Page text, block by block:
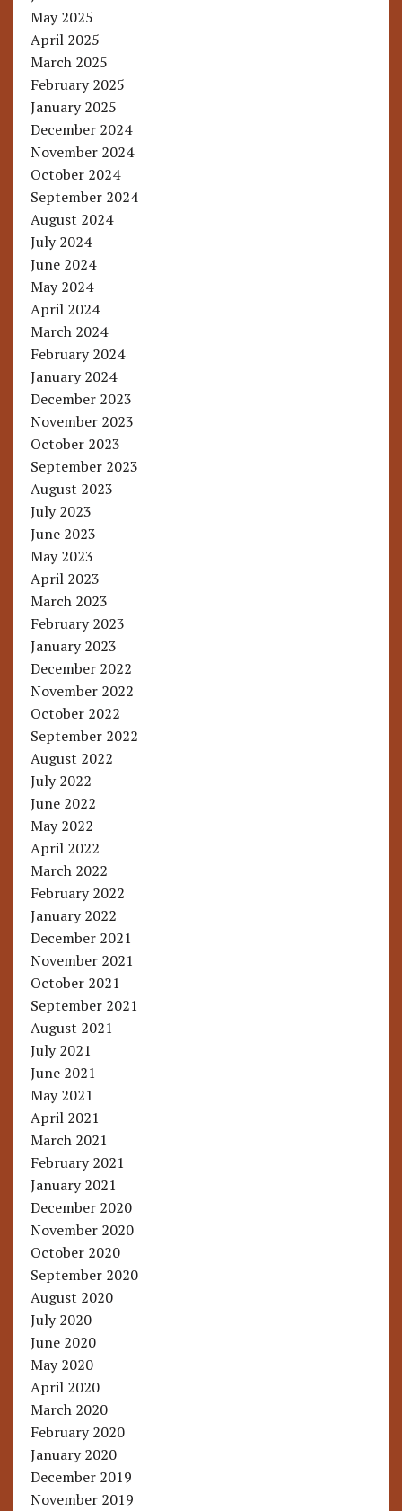
May 2025
April 2025
March 2025
February 2025
January 2025
December 2024
November 2024
October 2024
September 2024
August 2024
July 2024
June 2024
May 2024
April 2024
March 2024
February 2024
January 2024
December 2023
November 2023
October 2023
September 2023
August 2023
July 2023
June 2023
May 2023
April 2023
March 2023
February 2023
January 2023
December 2022
November 2022
October 2022
September 2022
August 2022
July 2022
June 2022
May 2022
April 2022
March 2022
February 2022
January 2022
December 2021
November 2021
October 2021
September 2021
August 2021
July 2021
June 2021
May 2021
April 2021
March 2021
February 2021
January 2021
December 2020
November 2020
October 2020
September 2020
August 2020
July 2020
June 2020
May 2020
April 2020
March 2020
February 2020
January 2020
December 2019
November 2019